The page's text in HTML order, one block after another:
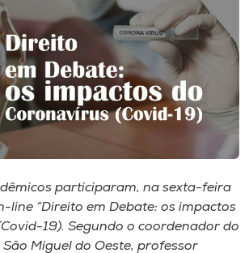
participaram, na sexta-feira
line “Direito em Debate: os impactos
19). Segundo o coordenador do
São Miguel do Oeste, professor